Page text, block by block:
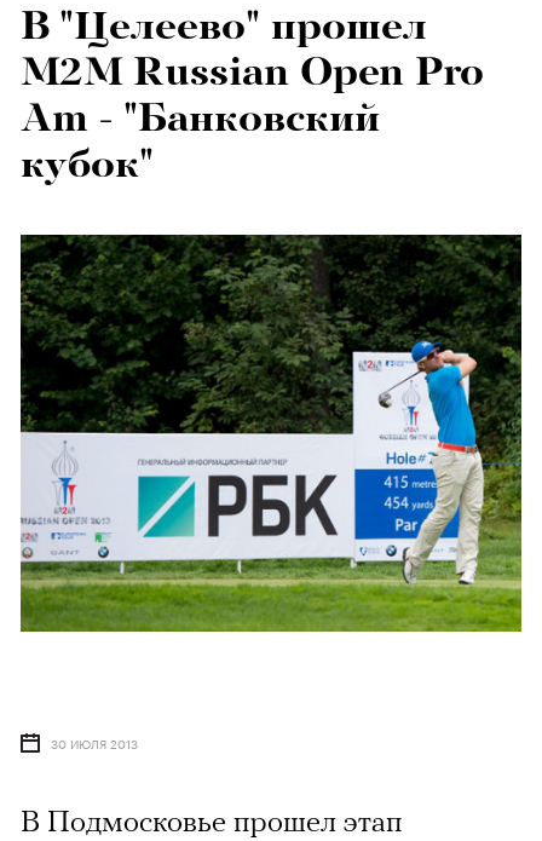
В "Целеево" прошел
М2М Russian Open Pro
Am - "Банковский
кубок"
30 ИЮЛЯ 2013
В Подмосковье прошел этап